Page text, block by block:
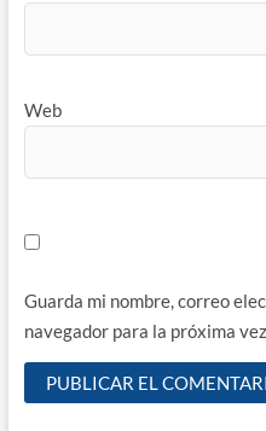
Web
Guarda mi nombre, correo
navegador para la próxima